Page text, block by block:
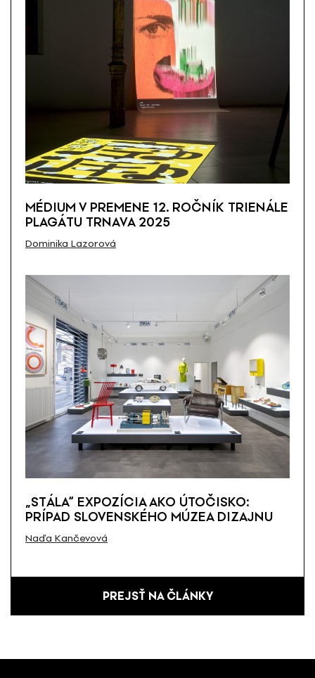
MÉDIUM V PREMENE 12. ROČNÍK TRIENÁLE
PLAGÁTU TRNAVA 2025
Dominika Lazorová
„STÁLA“ EXPOZÍCIA AKO ÚTOČISKO:
PRÍPAD SLOVENSKÉHO MÚZEA DIZAJNU
Naďa Kančevová
PREJSŤ NA ČLÁNKY